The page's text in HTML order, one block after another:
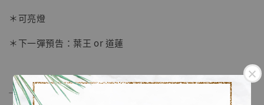
NT$ 5,580
＊可亮燈
＊下一彈預告：葉王 or 道蓮
──────────────